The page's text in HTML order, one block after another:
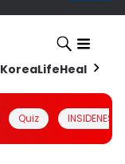
KoreaLifeHealth
Quiz INSIDENESIA